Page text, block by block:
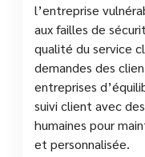
l’entreprise
aux failles de
qualité du service
demandes des
entreprises
suivi client avec
humaines pour
et personnalisée.